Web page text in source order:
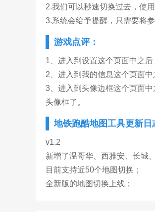
2.我们可以秒速切换过去，使
3.系统会给予提醒，只需要将
游戏点评：
1、进入到设置这个页面中之
2、进入到我的信息这个页面
3、进入到头像边框这个页面
头像框了。
地铁跑酷地图工具更新日
v1.2
新增了温哥华、西雅安、长城
目前支持近50个地图切换；
全新版的地图切换上线；